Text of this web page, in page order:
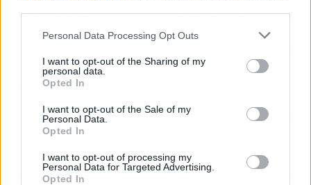
Personal Data Processing Opt Outs
I want to opt-out of the Sharing of my
personal data.
Opted In
I want to opt-out of the Sale of my
Personal Data.
Opted In
I want to opt-out of processing my
Personal Data for Targeted Advertising.
Opted In
🔥¿Cuál es el drama?Broncano recibe en directo la noticia del
fallecimiento de su amiga mientras entrevistaba a su hermana
el late night español.
¿Por qué todo internet habla de esto?
genuina y sin filtros de un presentador conocido por su
sarcasmo ha mostrado la cara más vulnerable de la televisión. Y
eso, en 2026, no tiene precio.
Artículo anterior